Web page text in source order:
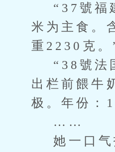
“37號福建
米为主食。
重2230克。
“38號法国
出栏前餵牛
极。年份：
……
她一口气